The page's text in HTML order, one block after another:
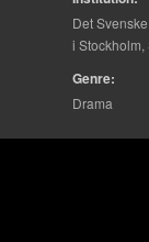
Det
i Stockholm,
Genre:
Drama